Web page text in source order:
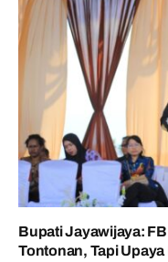
Bupati Jayawijaya:
Tontonan, Tapi